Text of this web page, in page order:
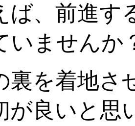
ば、前進す
いませんか
裏を着地さ
が良いと思